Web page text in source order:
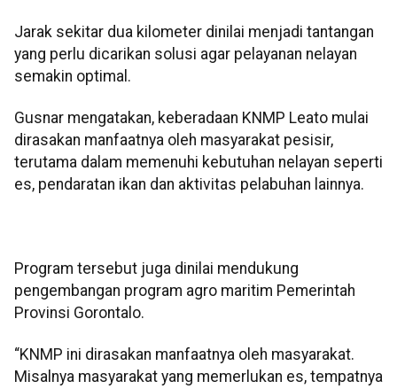
Jarak sekitar dua kilometer dinilai menjadi tantangan
yang perlu dicarikan solusi agar pelayanan nelayan
semakin optimal.
Gusnar mengatakan, keberadaan KNMP Leato mulai
dirasakan manfaatnya oleh masyarakat pesisir,
terutama dalam memenuhi kebutuhan nelayan seperti
es, pendaratan ikan dan aktivitas pelabuhan lainnya.
Program tersebut juga dinilai mendukung
pengembangan program agro maritim Pemerintah
Provinsi Gorontalo.
“KNMP ini dirasakan manfaatnya oleh masyarakat.
Misalnya masyarakat yang memerlukan es, tempatnya